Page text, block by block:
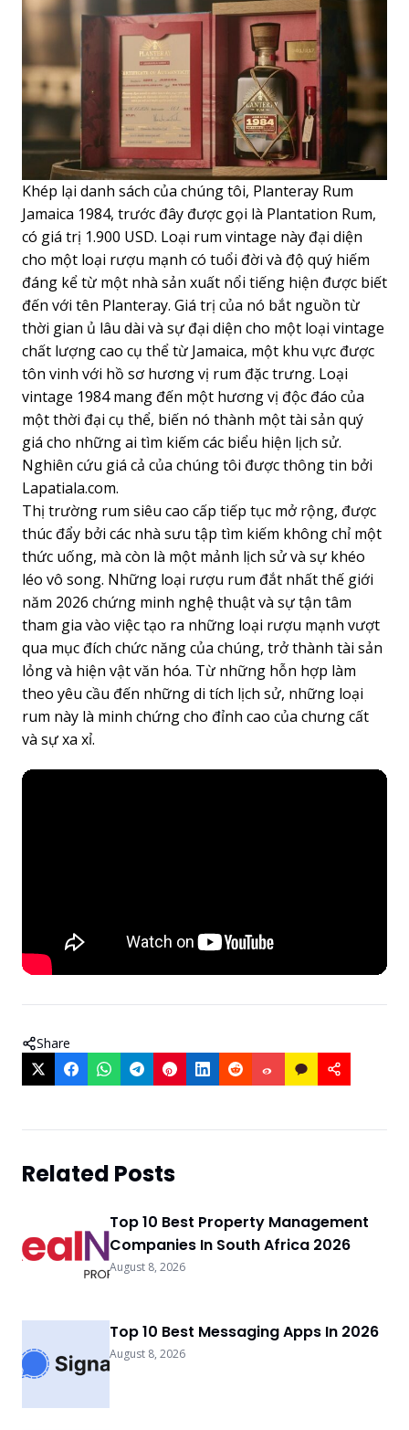
Khép lại danh sách của chúng tôi, Planteray Rum
Jamaica 1984, trước đây được gọi là Plantation Rum,
có giá trị 1.900 USD. Loại rum vintage này đại diện
cho một loại rượu mạnh có tuổi đời và độ quý hiếm
đáng kể từ một nhà sản xuất nổi tiếng hiện được biết
đến với tên Planteray. Giá trị của nó bắt nguồn từ
thời gian ủ lâu dài và sự đại diện cho một loại vintage
chất lượng cao cụ thể từ Jamaica, một khu vực được
tôn vinh với hồ sơ hương vị rum đặc trưng. Loại
vintage 1984 mang đến một hương vị độc đáo của
một thời đại cụ thể, biến nó thành một tài sản quý
giá cho những ai tìm kiếm các biểu hiện lịch sử.
Nghiên cứu giá cả của chúng tôi được thông tin bởi
Lapatiala.com.
Thị trường rum siêu cao cấp tiếp tục mở rộng, được
thúc đẩy bởi các nhà sưu tập tìm kiếm không chỉ một
thức uống, mà còn là một mảnh lịch sử và sự khéo
léo vô song. Những loại rượu rum đắt nhất thế giới
năm 2026 chứng minh nghệ thuật và sự tận tâm
tham gia vào việc tạo ra những loại rượu mạnh vượt
qua mục đích chức năng của chúng, trở thành tài sản
lỏng và hiện vật văn hóa. Từ những hỗn hợp làm
theo yêu cầu đến những di tích lịch sử, những loại
rum này là minh chứng cho đỉnh cao của chưng cất
và sự xa xỉ.
Share
Related Posts
Top 10 Best Property Management
Companies In South Africa 2026
August 8, 2026
Top 10 Best Messaging Apps In 2026
August 8, 2026